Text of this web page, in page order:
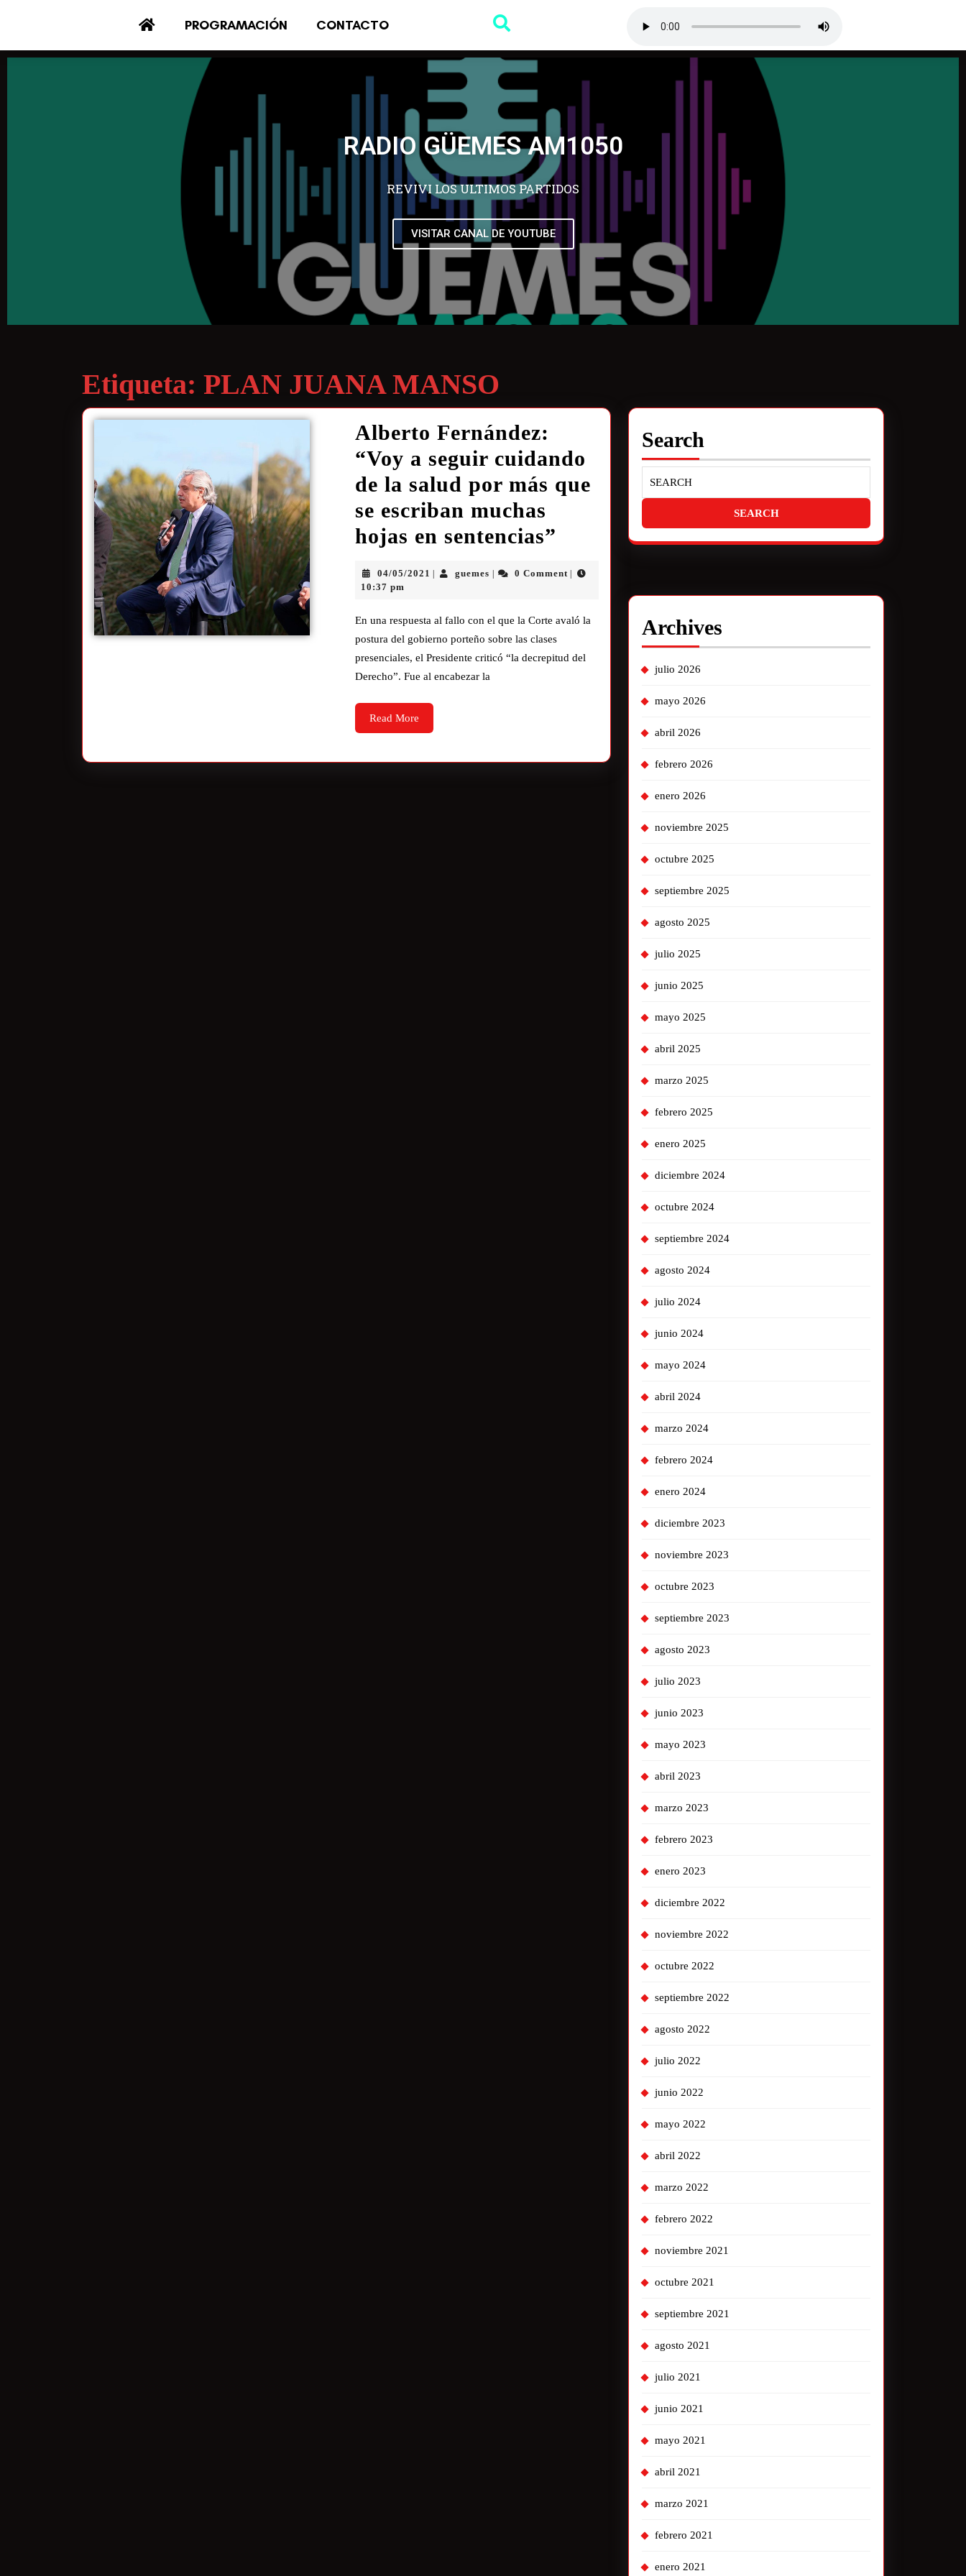
PROGRAMACIÓN CONTACTO
RADIO GÜEMES AM1050
REVIVI LOS ULTIMOS PARTIDOS
VISITAR CANAL DE YOUTUBE
Etiqueta: PLAN JUANA MANSO
Alberto Fernández:
“Voy a seguir cuidando
de la salud por más que
se escriban muchas
hojas en sentencias”
04/05/2021 guemes 0 Comment
10:37 pm
En una respuesta al fallo con el que la Corte avaló la
postura del gobierno porteño sobre las clases
presenciales, el Presidente criticó “la decrepitud del
Derecho”. Fue al encabezar la
Read More
Search
Archives
julio 2026
mayo 2026
abril 2026
febrero 2026
enero 2026
noviembre 2025
octubre 2025
septiembre 2025
agosto 2025
julio 2025
junio 2025
mayo 2025
abril 2025
marzo 2025
febrero 2025
enero 2025
diciembre 2024
octubre 2024
septiembre 2024
agosto 2024
julio 2024
junio 2024
mayo 2024
abril 2024
marzo 2024
febrero 2024
enero 2024
diciembre 2023
noviembre 2023
octubre 2023
septiembre 2023
agosto 2023
julio 2023
junio 2023
mayo 2023
abril 2023
marzo 2023
febrero 2023
enero 2023
diciembre 2022
noviembre 2022
octubre 2022
septiembre 2022
agosto 2022
julio 2022
junio 2022
mayo 2022
abril 2022
marzo 2022
febrero 2022
noviembre 2021
octubre 2021
septiembre 2021
agosto 2021
julio 2021
junio 2021
mayo 2021
abril 2021
marzo 2021
febrero 2021
enero 2021